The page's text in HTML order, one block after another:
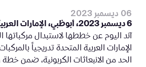
06 ديسمبر 2023
6 ديسمبر 2023، أبوظبي، الإمارات العربية المتحدة:
آند اليوم عن خططها لاستبدال مركباتها
الإمارات العربية المتحدة تدريجياً
الحد من الانبعاثات الكربونية، ضمن خطة